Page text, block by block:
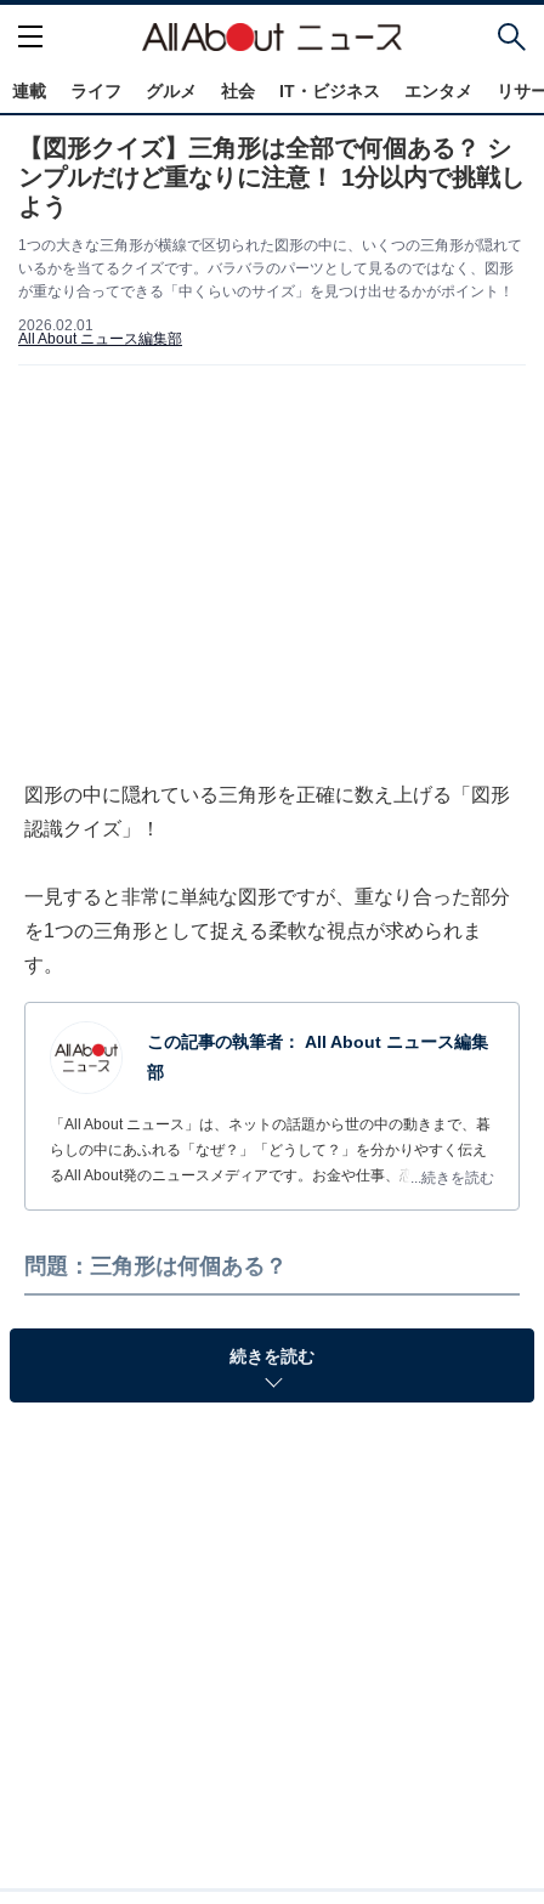
連載 ライフ グルメ 社会 IT・ビジネス エンタメ リサ
【図形クイズ】三角形は全部で何個ある？ シ
ンプルだけど重なりに注意！ 1分以内で挑戦し
よう
1つの大きな三角形が横線で区切られた図形の中に、いくつの三角形が隠れて
いるかを当てるクイズです。バラバラのパーツとして見るのではなく、図形
が重なり合ってできる「中くらいのサイズ」を見つけ出せるかがポイント！
2026.02.01
All About ニュース編集部
図形の中に隠れている三角形を正確に数え上げる「図形
認識クイズ」！
一見すると非常に単純な図形ですが、重なり合った部分
を1つの三角形として捉える柔軟な視点が求められま
す。
この記事の執筆者： All About ニュース編集
部
「All About ニュース」は、ネットの話題から世の中の動きまで、暮
らしの中にあふれる「なぜ？」「どうして？」を分かりやすく伝え
るAll About発のニュースメディアです。お金や仕事、恋愛、ITに関
...続きを読む
問題：三角形は何個ある？
続きを読む